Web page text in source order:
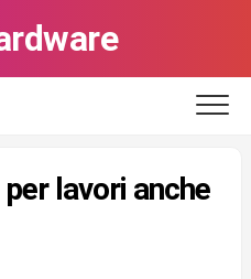
lavori anche